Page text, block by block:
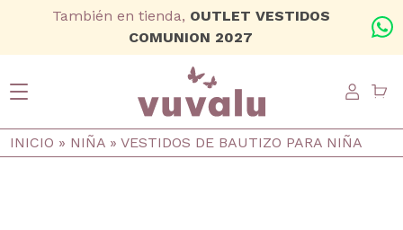
Ir al contenido principal
También en tienda, OUTLET VESTIDOS
COMUNION 2027
Ruta de navegación
INICIO NIÑA VESTIDOS DE BAUTIZO PARA NIÑA